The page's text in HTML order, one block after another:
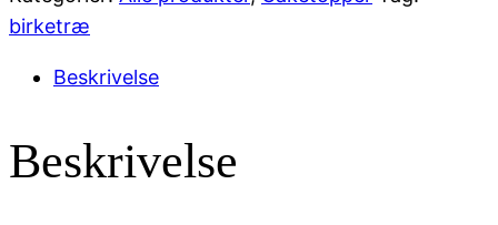
birketræ
Beskrivelse
Beskrivelse